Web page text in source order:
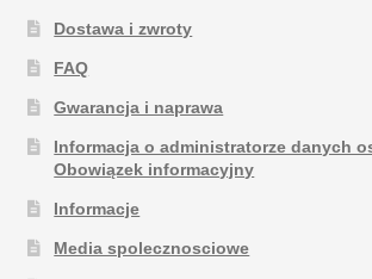
Dostawa i zwroty
FAQ
Gwarancja i naprawa
Informacja o administratorze danych
Obowiązek informacyjny
Informacje
Media spolecznosciowe